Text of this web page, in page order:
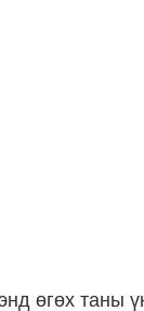
өгөх таны